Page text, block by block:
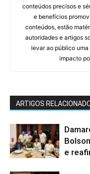
conteúdos precisos e
e benefícios
conteúdos, estão
autoridades e artigos
levar ao público
impacto
ARTIGOS
e